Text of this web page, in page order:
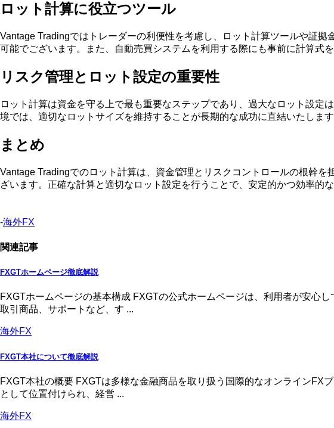
ロット計算に役立つツール
Vantage Tradingではトレーダーの利便性を考慮し、ロット計算ツールや証
可能でございます。また、自動売買システムを利用する際にも事前に計算式
リスク管理とロット設定の重要性
ロット計算は資金を守る上で最も重要なステップであり、過大なロット設
境では、適切なロットサイズを維持することが長期的な成功に直結いたしま
まとめ
Vantage Tradingでのロット計算は、資金管理とリスクコントロールの根幹
ざいます。正確な計算と適切なロット設定を行うことで、安定的かつ効率的
-海外FX
関連記事
FXGTホームページ徹底解説
FXGTホームページの基本構成 FXGTの公式ホームページは、利用者が安心
取引商品、サポートなど、す ...
海外FX
FXGT本社について徹底解説
FXGT本社の概要 FXGTは多様な金融商品を取り扱う国際的なオンラインFX
として位置付けられ、経営 ...
海外FX